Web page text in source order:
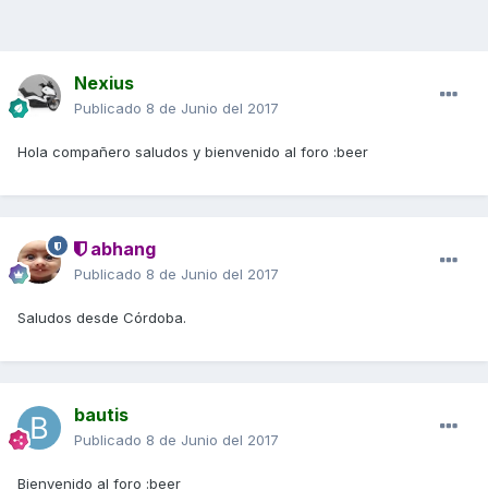
Nexius
Publicado 8 de Junio del 2017
Hola compañero saludos y bienvenido al foro :beer
abhang
Publicado 8 de Junio del 2017
Saludos desde Córdoba.
bautis
Publicado 8 de Junio del 2017
Bienvenido al foro :beer